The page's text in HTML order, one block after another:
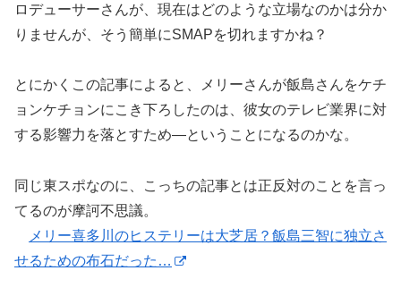
ロデューサーさんが、現在はどのような立場なのかは分か
りませんが、そう簡単にSMAPを切れますかね？
とにかくこの記事によると、メリーさんが飯島さんをケチ
ョンケチョンにこき下ろしたのは、彼女のテレビ業界に対
する影響力を落とすため―ということになるのかな。
同じ東スポなのに、こっちの記事とは正反対のことを言っ
てるのが摩訶不思議。
メリー喜多川のヒステリーは大芝居？飯島三智に独立さ
せるための布石だった…